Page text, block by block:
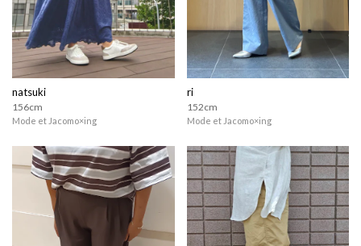
natsuki
156cm
Mode et Jacomo×ing
ri
152cm
Mode et Jacomo×ing